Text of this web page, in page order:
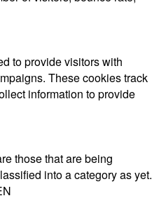
to provide visitors with
These cookies track
information to provide
those that are being
into a category as yet.